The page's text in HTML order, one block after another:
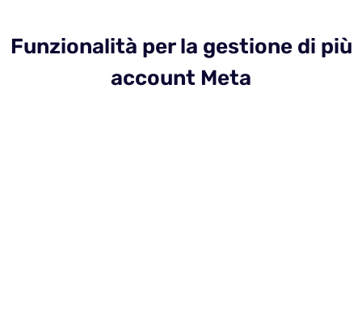
Funzionalità per la gestione di più
account Meta